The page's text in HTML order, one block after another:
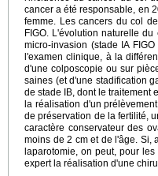
cancer a été responsable, en
femme. Les cancers du col
FIGO. L'évolution naturelle
micro-invasion (stade IA
l'examen clinique, à la
d'une colposcopie ou sur
saines (et d'une stadification
de stade IB, dont le traitement
la réalisation d'un
de préservation de la fertilité,
caractère conservateur des
moins de 2 cm et de l'âge. Si,
laparotomie, on peut, pour
expert la réalisation d'une